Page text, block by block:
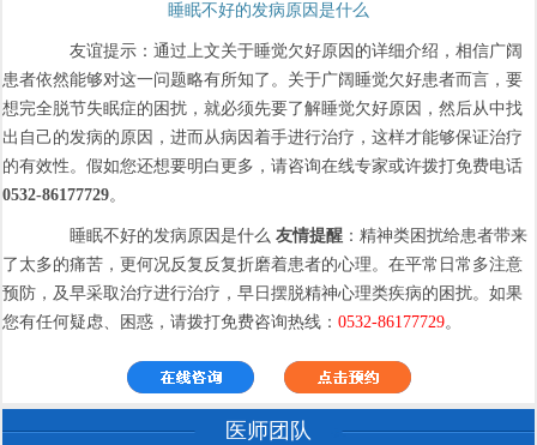
睡眠不好的发病原因是什么
友谊提示：通过上文关于睡觉欠好原因的详细介绍，相信广阔
患者依然能够对这一问题略有所知了。关于广阔睡觉欠好患者而言，要
想完全脱节失眠症的困扰，就必须先要了解睡觉欠好原因，然后从中找
出自己的发病的原因，进而从病因着手进行治疗，这样才能够保证治疗
的有效性。假如您还想要明白更多，请咨询在线专家或许拨打免费电话
0532-86177729。
睡眠不好的发病原因是什么友情提醒 ：精神类困扰给患者带来
了太多的痛苦，更何况反复反复折磨着患者的心理。在平常日常多注意
预防，及早采取治疗进行治疗，早日摆脱精神心理类疾病的困扰。如果
您有任何疑虑、困惑，请拨打免费咨询热线：0532-86177729。
医师团队